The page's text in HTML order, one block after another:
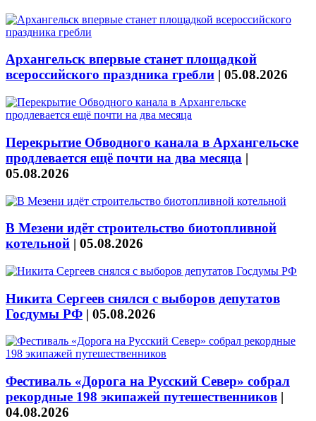
Архангельск впервые станет площадкой
всероссийского праздника гребли | 05.08.2026
Перекрытие Обводного канала в Архангельске
продлевается ещё почти на два месяца |
05.08.2026
В Мезени идёт строительство биотопливной
котельной | 05.08.2026
Никита Сергеев снялся с выборов депутатов
Госдумы РФ | 05.08.2026
Фестиваль «Дорога на Русский Север» собрал
рекордные 198 экипажей путешественников |
04.08.2026